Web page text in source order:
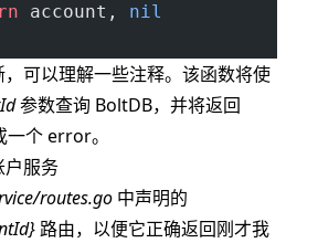
account, nil
可以理解一些注释。该函数将使
参数查询 BoltDB，并将返回
个 error。
户服务
routes.go 中声明的
路由，以便它正确返回刚才我